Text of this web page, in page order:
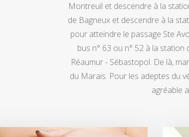
Montreuil et descendre à la
de Bagneux et descendre à la
pour atteindre le passage Ste
bus n° 63 ou n° 52 à la
Réaumur - Sébastopol. De là,
du Marais. Pour les adeptes du
agréable